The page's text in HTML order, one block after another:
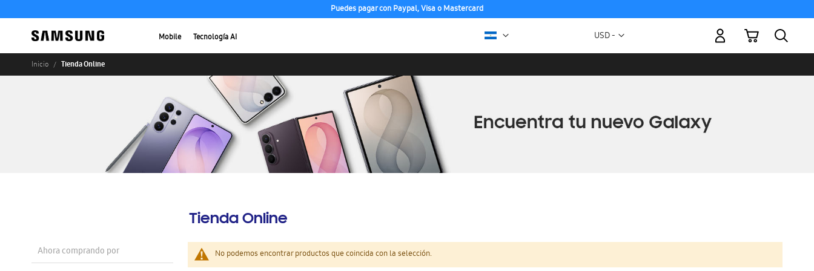
Puedes pagar con Paypal, Visa o Mastercard
Mobile Tecnología AI Moneda
USD -
Mi carrito
Inicio Tienda Online
Tienda Online
No podemos encontrar productos que coincida con la selección.
Ahora comprando por